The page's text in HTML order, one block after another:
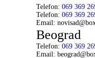
Telefon: 069 369
Telefon: 069 369
Email:
Beograd
Telefon: 069 369
Email: